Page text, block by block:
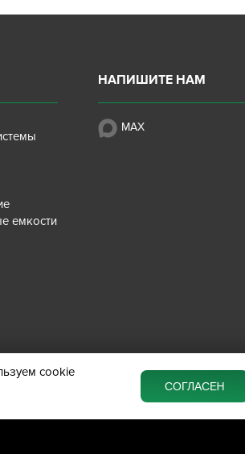
емкости
НАПИШИТЕ НАМ
MAX
cookie
СОГЛАСЕН